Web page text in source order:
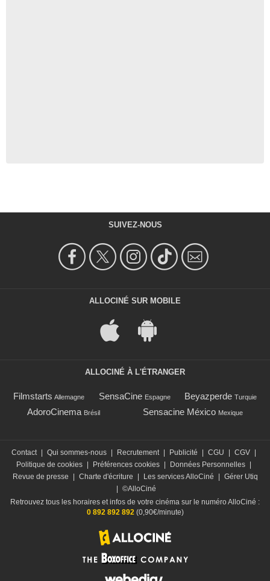
SUIVEZ-NOUS
ALLOCINÉ SUR MOBILE
ALLOCINÉ À L'ÉTRANGER
Filmstarts Allemagne SensaCine Espagne Beyazperde Turquie
AdoroCinema Brésil Sensacine México Mexique
Contact | Qui sommes-nous | Recrutement | Publicité | CGU | CGV |
Politique de cookies | Préférences cookies | Données Personnelles |
Revue de presse
| Charte d'écriture | Les services AlloCiné | Gérer Utiq
| ©AlloCiné
Retrouvez tous les horaires et infos de votre cinéma sur le numéro AlloCiné :
0 892 892 892 (0,90€/minute)